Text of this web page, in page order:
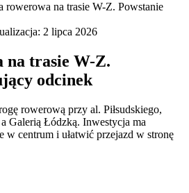
rowerowa na trasie W-Z. Powstanie
2 lipca 2026
na trasie W-Z.
odcinek
rowerową przy al. Piłsudskiego,
Galerią Łódzką. Inwestycja ma
w centrum i ułatwić przejazd w stronę